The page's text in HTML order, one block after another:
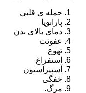
حمله ی قلبی
پارانویا
دمای بالای بدن
عفونت
تهوع
استفراغ
آسپیراسیون
خفگی
مرگ.